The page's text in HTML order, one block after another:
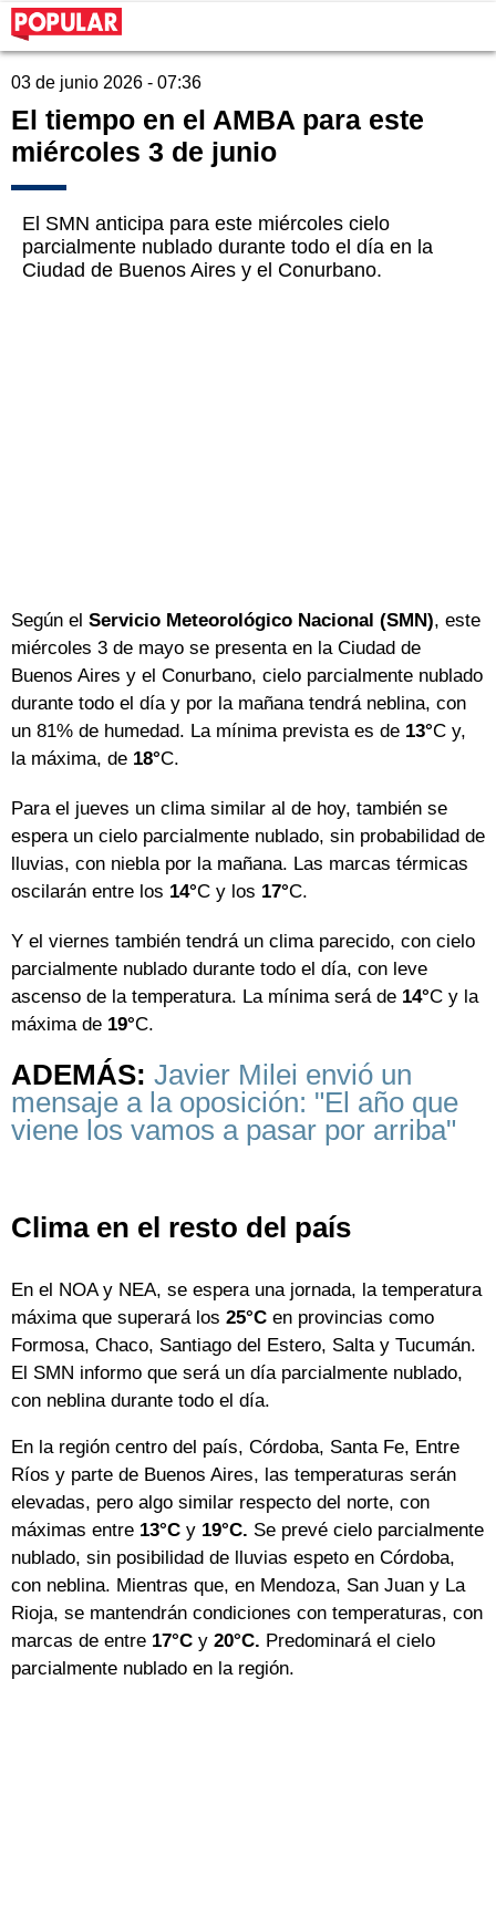
03 de junio 2026 - 07:36
El tiempo en el AMBA para este
miércoles 3 de junio
El SMN anticipa para este miércoles cielo
parcialmente nublado durante todo el día en la
Ciudad de Buenos Aires y el Conurbano.
Según el Servicio Meteorológico Nacional (SMN), este
miércoles 3 de mayo se presenta en la Ciudad de
Buenos Aires y el Conurbano, cielo parcialmente nublado
durante todo el día y por la mañana tendrá neblina, con
un 81% de humedad. La mínima prevista es de 13°C y,
la máxima, de 18°C.
Para el jueves un clima similar al de hoy, también se
espera un cielo parcialmente nublado, sin probabilidad de
lluvias, con niebla por la mañana. Las marcas térmicas
oscilarán entre los 14°C y los 17°C.
Y el viernes también tendrá un clima parecido, con cielo
parcialmente nublado durante todo el día, con leve
ascenso de la temperatura. La mínima será de 14°C y la
máxima de 19°C.
ADEMÁS: Javier Milei envió un
mensaje a la oposición: "El año que
viene los vamos a pasar por arriba"
Clima en el resto del país
En el NOA y NEA, se espera una jornada, la temperatura
máxima que superará los 25°C en provincias como
Formosa, Chaco, Santiago del Estero, Salta y Tucumán.
El SMN informo que será un día parcialmente nublado,
con neblina durante todo el día.
En la región centro del país, Córdoba, Santa Fe, Entre
Ríos y parte de Buenos Aires, las temperaturas serán
elevadas, pero algo similar respecto del norte, con
máximas entre 13°C y 19°C. Se prevé cielo parcialmente
nublado, sin posibilidad de lluvias espeto en Córdoba,
con neblina. Mientras que, en Mendoza, San Juan y La
Rioja, se mantendrán condiciones con temperaturas, con
marcas de entre 17°C y 20°C. Predominará el cielo
parcialmente nublado en la región.